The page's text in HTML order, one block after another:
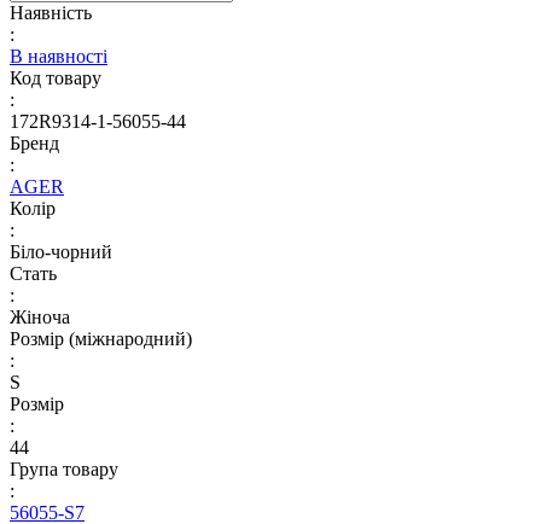
Наявність
:
В наявності
Код товару
:
172R9314-1-56055-44
Бренд
:
AGER
Колір
:
Біло-чорний
Стать
:
Жіноча
Розмір (міжнародний)
:
S
Розмір
:
44
Група товару
:
56055-S7